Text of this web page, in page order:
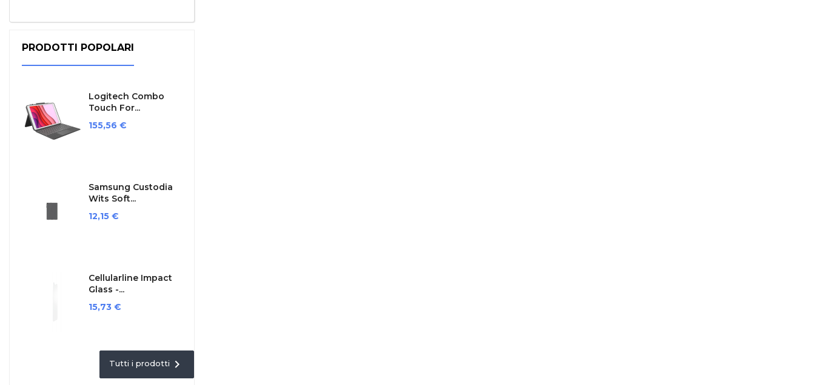
PRODOTTI POPOLARI
Logitech Combo
Touch For...
Prezzo
155,56 €
Samsung Custodia
Wits Soft...
Prezzo
12,15 €
Cellularline Impact
Glass -...
Prezzo
15,73 €
Tutti i prodotti 